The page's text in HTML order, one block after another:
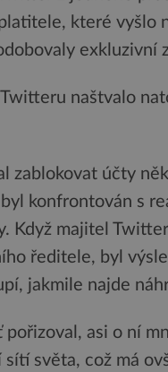
které vyšlo
exkluzivní
naštvalo
zablokovat účty
konfrontován s
Když majitel
ředitele, byl
jakmile najde
pořizoval, asi o ní
světa, což má